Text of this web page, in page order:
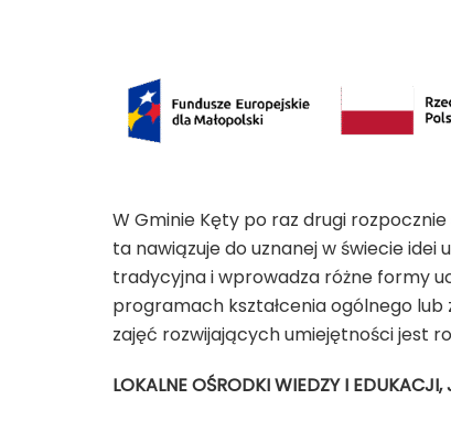
W Gminie Kęty po raz drugi rozpocznie
ta nawiązuje do uznanej w świecie idei
tradycyjna i wprowadza różne formy
programach kształcenia ogólnego
zajęć rozwijających umiejętności jest
LOKALNE OŚRODKI WIEDZY I